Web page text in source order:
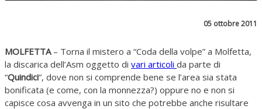
05 ottobre 2011
MOLFETTA– Torna il mistero a “Coda della volpe” a Molfetta,
la discarica dell’Asm oggetto di vari articoli da parte di
“Quindici”, dove non si comprende bene se l’area sia stata
bonificata (e come, con la monnezza?) oppure no e non si
capisce cosa avvenga in un sito che potrebbe anche risultare